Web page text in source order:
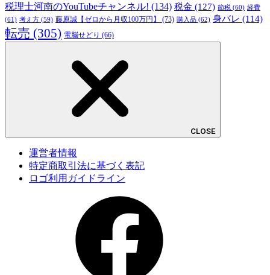
税理士河南のYouTubeチャンネル! (134) 税金 (127) 節税 (60) 経費
(61) 考え方 (59) 藤原誠【ゼロから月収100万円】 (73) 購入品 (62) 身バレ (114)
転売 (305) 電脳せどり (66)
CLOSE
運営者情報
特定商取引法に基づく表記
ロゴ利用ガイドライン